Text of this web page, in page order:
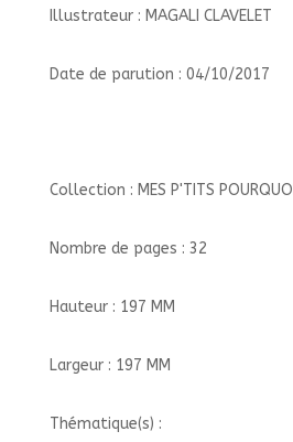
Illustrateur : MAGALI CLAVELET
Date de parution : 04/10/2017
Collection : MES P'TITS POURQUOI
Nombre de pages : 32
Hauteur : 197 MM
Largeur : 197 MM
Thématique(s) :